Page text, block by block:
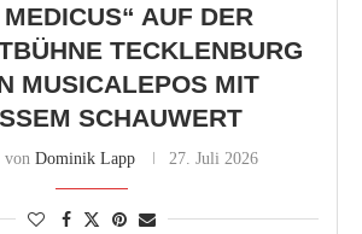
AUF DER
TECKLENBURG
MUSICALEPOS MIT
SCHAUWERT
von Dominik Lapp 27. Juli 2026